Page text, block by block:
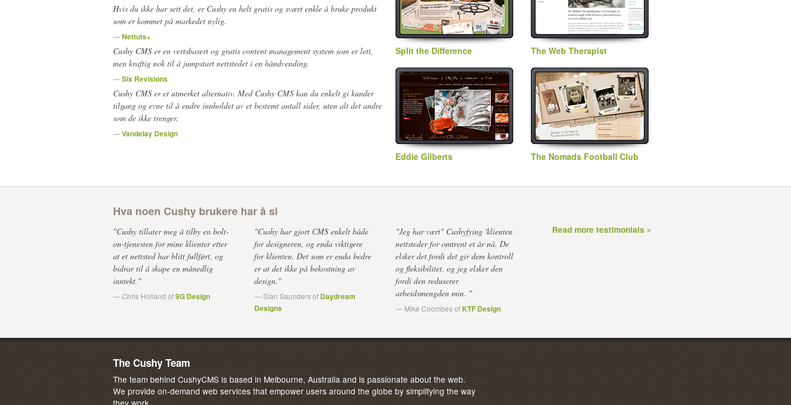
Hvis du ikke har sett det, er Cushy en helt gratis og svært enkle å bruke produkt
som er kommet på markedet nylig.
—Nettuts+
Cushy CMS er en vertsbasert og gratis content management system som er lett,
men kraftig nok til å jumpstart nettstedet i en håndvending.
—Six Revisions
Cushy CMS er et utmerket alternativ. Med Cushy CMS kan du enkelt gi kunder
tilgang og evne til å endre innholdet av et bestemt antall sider, uten alt det andre
som de ikke trenger.
—Vandelay Design
Split the Difference The Web Therapist
Eddie Gilberts The Nomads Football Club
Hva noen Cushy brukere har å si
"Cushy tillater meg å tilby en bolt-
on-tjenesten for mine klienter etter
at et nettsted har blitt fullført, og
bidrar til å skape en månedlig
inntekt."
— Chris Holland of9G Design
"Cushy har gjort CMS enkelt både
for designeren, og enda viktigere
for klienten. Det som er enda bedre
er at det ikke på bekostning av
design."
— Sian Saunders of Daydream
Designs
"Jeg har vært" Cushyfying 'klienten
nettsteder for omtrent et år nå. De
elsker det fordi det gir dem kontroll
og fleksibilitet, og jeg elsker den
fordi den reduserer
arbeidsmengden min. "
— Mike Coombes ofKTF Design
Read more testimonials »
The Cushy Team
The team behind CushyCMS is based in Melbourne, Australia and is passionate about the web.
We provide on-demand web services that empower users around the globe by simplifying the way
they work.